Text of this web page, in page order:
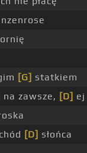
[G] statkiem
zawsze, [D] ej
[D] słońca